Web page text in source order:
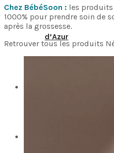
d’Azur
Chez BébéSoon : les produits
1000% pour prendre soin de
après la grossesse.
Retrouver tous les produits